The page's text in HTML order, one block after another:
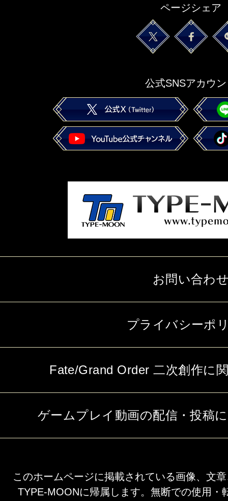
ページシェア
公式SNSアカウ
お問い合わ
プライバシーポ
Fate/Grand Order 二次創作に
ゲームプレイ動画の配信・投稿
このホームページに掲載されている画像、文
TYPE-MOONに帰属します。無断での使用・